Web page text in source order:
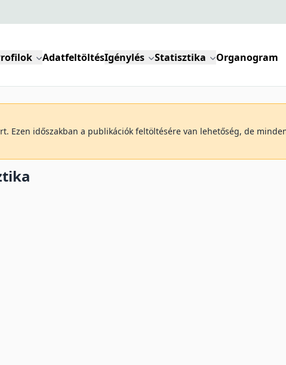
AdatfeltöltésIgénylés Statisztika Organogram
Ezen időszakban a publikációk feltöltésére van lehetőség, de